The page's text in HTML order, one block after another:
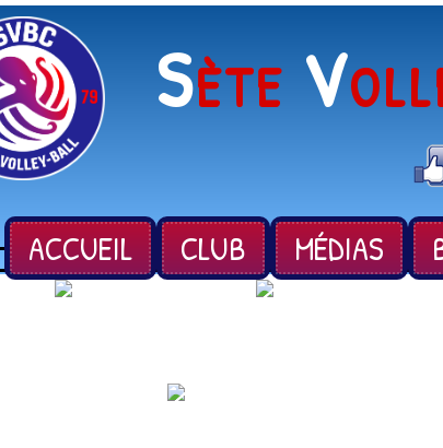
SÈTE V
ACCUEIL CLUB MÉDIAS